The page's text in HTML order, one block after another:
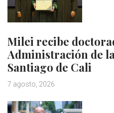
Milei recibe
Administración de
Santiago de Cali
7 agosto, 2026